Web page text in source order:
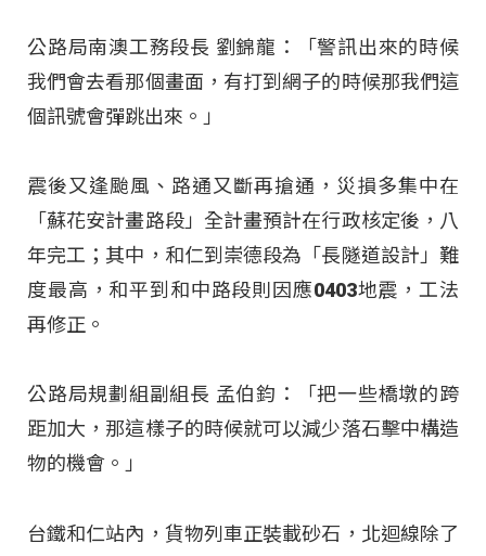
公路局南澳工務段長 劉錦龍：「警訊出來的時候
我們會去看那個畫面，有打到網子的時候那我們這
個訊號會彈跳出來。」
震後又逢颱風、路通又斷再搶通，災損多集中在
「蘇花安計畫路段」全計畫預計在行政核定後，八
年完工；其中，和仁到崇德段為「長隧道設計」難
度最高，和平到和中路段則因應0403地震，工法
再修正。
公路局規劃組副組長 孟伯鈞：「把一些橋墩的跨
距加大，那這樣子的時候就可以減少落石擊中構造
物的機會。」
台鐵和仁站內，貨物列車正裝載砂石，北迴線除了